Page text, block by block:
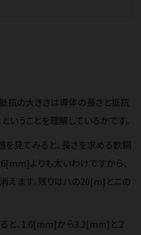
抗の大きさは導体の長さと抵抗
いうことを理解しているかです。
見てみると、長さを求める軟銅
よりも太いわけですから、
えます。残りはハの20[m]とニの
と、1.6[mm]から3.2[mm]と２